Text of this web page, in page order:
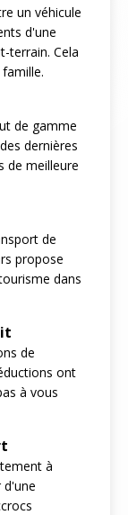
un véhicule
d'une
terrain. Cela
de gamme
dernières
de meilleure
de
propose
dans
de
ont
à vous
à